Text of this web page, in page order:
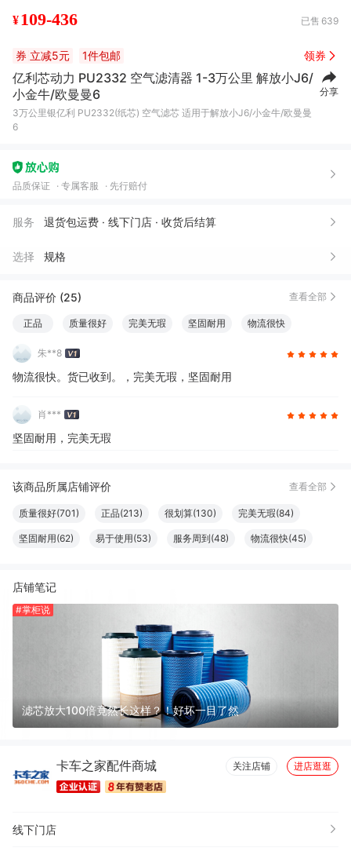
¥109-436 已售 639
券 立减5元 1件包邮 领券
亿利芯动力 PU2332 空气滤清器 1-3万公里 解放小J6/
小金牛/欧曼曼6
3万公里银亿利 PU2332(纸芯) 空气滤芯 适用于解放小J6/小金牛/欧曼曼
6
分享
品质保证 专属客服 先行赔付
服务 退货包运费 · 线下门店 · 收货后结算
选择 规格
商品评价 (25) 查看全部
正品 质量很好 完美无瑕 坚固耐用 物流很快
朱**8
物流很快。货已收到。，完美无瑕，坚固耐用
肖***
坚固耐用，完美无瑕
该商品所属店铺评价 查看全部
质量很好(701) 正品(213) 很划算(130) 完美无瑕(84)
坚固耐用(62) 易于使用(53) 服务周到(48) 物流很快(45)
包装很好(11)
安装便捷(10)
很舒服(7) 很好看(6)
店铺笔记
#掌柜说
滤芯放大100倍竟然长这样？！好坏一目了然
卡车之家配件商城 关注店铺 进店逛逛
线下门店